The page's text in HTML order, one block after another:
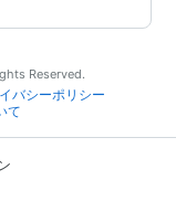
Reserved.
バシーポリシー
て